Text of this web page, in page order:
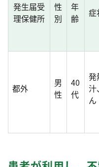
発生届受
理保健所
性
別
年
齢
症
都外
男
性
40
代
発
汁
ん